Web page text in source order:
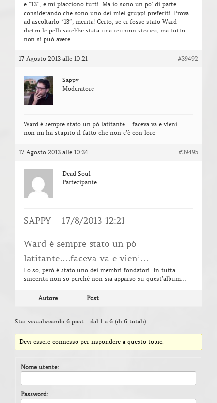
e “13”, e mi piacciono tutti. Ma io sono un po’ di parte
considerando che sono uno dei miei gruppi preferiti. Prova
ad ascoltarlo “13”, merita! Certo, se ci fosse stato Ward
dietro le pelli sarebbe stata una reunion storica, ma tutto
non si può avere…
17 Agosto 2013 alle 10:21 #39492
Sappy
Moderatore
Ward è sempre stato un pò latitante….faceva va e vieni…
non mi ha stupito il fatto che non c’è con loro
17 Agosto 2013 alle 10:34 #39495
Dead Soul
Partecipante
SAPPY – 17/8/2013 12:21
Ward è sempre stato un pò
latitante….faceva va e vieni…
Lo so, però è stato uno dei membri fondatori. In tutta
sincerità non so perché non sia apparso su quest’album…
Autore Post
Stai visualizzando 6 post - dal 1 a 6 (di 6 totali)
Devi essere connesso per rispondere a questo topic.
Nome utente:
Password: